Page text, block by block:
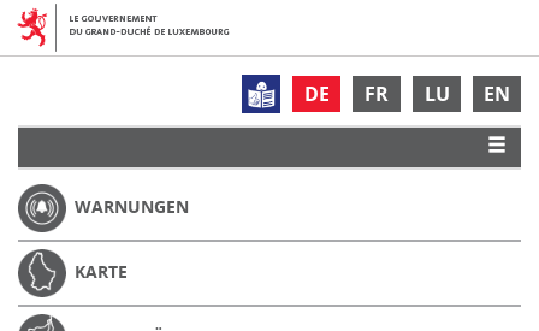
DE FR LU EN
WARNUNGEN
KARTE